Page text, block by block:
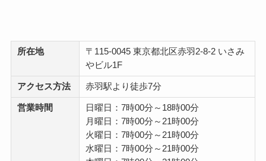
所在地
〒115-0045 東京都北区赤羽2-8-2 いさみ
やビル1F
アクセス方法 赤羽駅より徒歩7分
営業時間
日曜日：7時00分～18時00分
月曜日：7時00分～21時00分
火曜日：7時00分～21時00分
水曜日：7時00分～21時00分